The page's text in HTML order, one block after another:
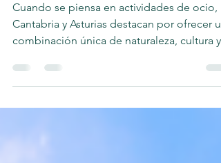
Actividades de ocio que
no te puedes perder
Cuando se piensa en actividades de ocio,
Cantabria y Asturias destacan por ofrecer